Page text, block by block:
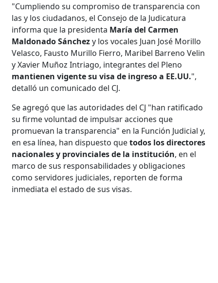
"Cumpliendo su compromiso de transparencia con
las y los ciudadanos, el Consejo de la Judicatura
informa que la presidenta María del Carmen
Maldonado Sánchezy los vocales Juan José Morillo
Velasco, Fausto Murillo Fierro, Maribel Barreno Velin
y Xavier Muñoz Intriago, integrantes del Pleno
mantienen vigente su visa de ingreso a EE.UU.",
detalló un comunicado del CJ.
Se agregó que las autoridades del CJ "han ratificado
su firme voluntad de impulsar acciones que
promuevan la transparencia" en la Función Judicial y,
en esa línea, han dispuesto quetodos los directores
nacionales y provinciales de la institución, en el
marco de sus responsabilidades y obligaciones
como servidores judiciales, reporten de forma
inmediata el estado de sus visas.